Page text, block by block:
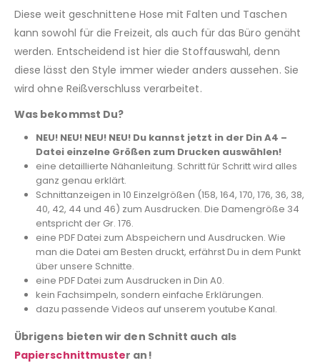
Diese weit geschnittene Hose mit Falten und Taschen
kann sowohl für die Freizeit, als auch für das Büro genäht
werden. Entscheidend ist hier die Stoffauswahl, denn
diese lässt den Style immer wieder anders aussehen. Sie
wird ohne Reißverschluss verarbeitet.
Was bekommst Du?
NEU! NEU! NEU! NEU! Du kannst jetzt in der Din A4 –
Datei einzelne Größen zum Drucken auswählen!
eine detaillierte Nähanleitung. Schritt für Schritt wird alles
ganz genau erklärt.
Schnittanzeigen in 10 Einzelgrößen (158, 164, 170, 176, 36, 38,
40, 42, 44 und 46) zum Ausdrucken. Die Damengröße 34
entspricht der Gr. 176.
eine PDF Datei zum Abspeichern und Ausdrucken. Wie
man die Datei am Besten druckt, erfährst Du in dem Punkt
über unsere Schnitte.
eine PDF Datei zum Ausdrucken in Din A0.
kein Fachsimpeln, sondern einfache Erklärungen.
dazu passende Videos auf unserem youtube Kanal.
Übrigens bieten wir den Schnitt auch als
Papierschnittmuster an!